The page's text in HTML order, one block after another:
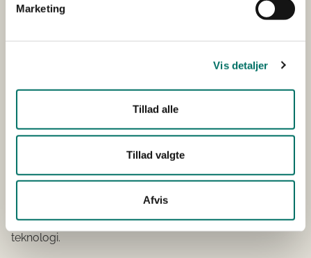
Marketing
Vis detaljer
Tillad alle
Tillad valgte
Afvis
storskrald, der ellers ville være endt i forbrænding.
hurtig detektion af PCB
MUDP
Udvikling, Test og Demonstration af Miljøteknologi
hurtig og effektiv detektering af PCB i vinduer direkte på
modtagepladsen ved anvendelse af online-analyse-
teknologi.